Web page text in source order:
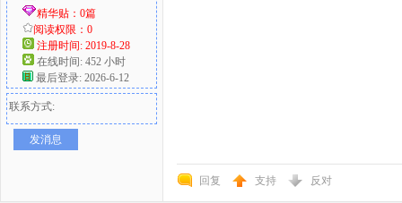
精华贴：0篇
阅读权限：0
注册时间: 2019-8-28
在线时间: 452 小时
最后登录: 2026-6-12
联系方式:
发消息
回复 支持 反对